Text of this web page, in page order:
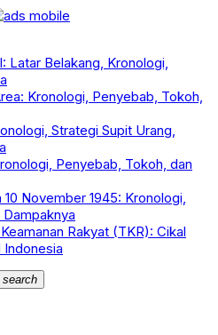
Latar Belakang, Kronologi,
Kronologi, Penyebab, Tokoh,
Strategi Supit Urang,
Penyebab, Tokoh, dan
November 1945: Kronologi,
Rakyat (TKR): Cikal
Indonesia
search